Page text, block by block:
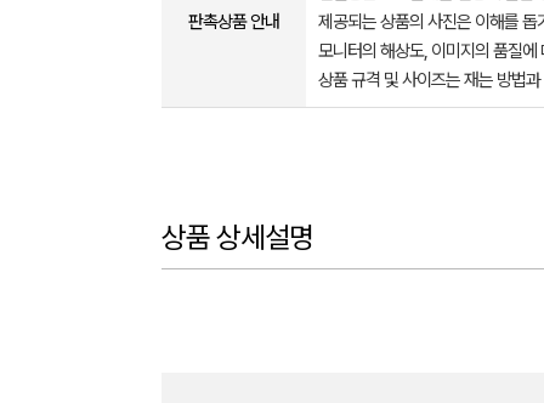
판촉상품 안내
제공되는 상품의 사진은 이해를
모니터의 해상도, 이미지의 품질
상품 규격 및 사이즈는 재는 방법
상품 상세설명